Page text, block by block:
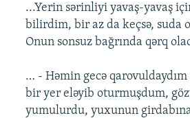
...Yerin sərinliyi yavaş-yavaş
bilirdim, bir az da keçsə, suda
Onun sonsuz bağrında qərq
… - Həmin gecə
bir yer eləyib oturmuşdum,
yumulurdu, yuxunun